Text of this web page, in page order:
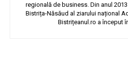
regională de business. Din anul
Bistrița-Năsăud al ziarului național
Bistrițeanul.ro a început